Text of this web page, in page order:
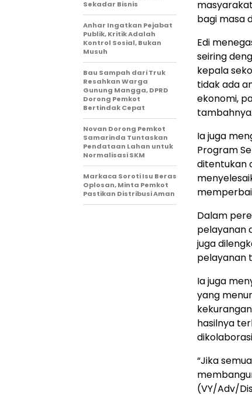
bagi masa
Edi
seiring
kepala
tidak ada
ekonomi,
tambahnya.
Ia juga
Program
ditentukan
Dalam
pelayanan
juga
pelayanan
Ia juga
yang
hasilnya
“Jika
(VY/Adv/
Sekadar Bisnis
Anhar Ingatkan Pejabat
Publik, Kritik Adalah
Kontrol Sosial, Bukan
Musuh
Bau Sampah dari Truk
Resahkan Warga
Gunung Mangga, DPRD
Dorong Pemkot
Bertindak Cepat
Novan Dorong Pemkot
Samarinda Tuntaskan
Pendataan Lahan untuk
Normalisasi SKM
Markaca Soroti Isu Beras
Oplosan, Minta Pemkot
Pastikan Distribusi Aman